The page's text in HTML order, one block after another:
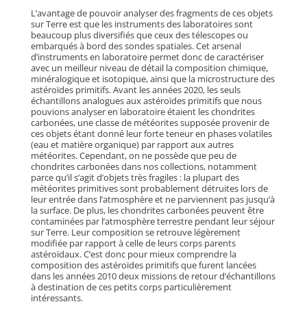
L’avantage de pouvoir analyser des fragments de ces objets
sur Terre est que les instruments des laboratoires sont
beaucoup plus diversifiés que ceux des télescopes ou
embarqués à bord des sondes spatiales. Cet arsenal
d’instruments en laboratoire permet donc de caractériser
avec un meilleur niveau de détail la composition chimique,
minéralogique et isotopique, ainsi que la microstructure des
astéroïdes primitifs. Avant les années 2020, les seuls
échantillons analogues aux astéroïdes primitifs que nous
pouvions analyser en laboratoire étaient les chondrites
carbonées, une classe de météorites supposée provenir de
ces objets étant donné leur forte teneur en phases volatiles
(eau et matière organique) par rapport aux autres
météorites. Cependant, on ne possède que peu de
chondrites carbonées dans nos collections, notamment
parce qu’il s’agit d’objets très fragiles : la plupart des
météorites primitives sont probablement détruites lors de
leur entrée dans l’atmosphère et ne parviennent pas jusqu’à
la surface. De plus, les chondrites carbonées peuvent être
contaminées par l’atmosphère terrestre pendant leur séjour
sur Terre. Leur composition se retrouve légèrement
modifiée par rapport à celle de leurs corps parents
astéroïdaux. C’est donc pour mieux comprendre la
composition des astéroïdes primitifs que furent lancées
dans les années 2010 deux missions de retour d’échantillons
à destination de ces petits corps particulièrement
intéressants.